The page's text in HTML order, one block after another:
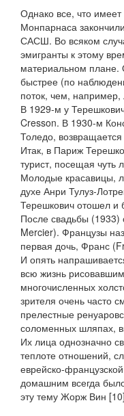
Однако все, что
Монпарнаса
САСШ. Во всяком
эмигранты к этому
материальном плане.
быстрее (по
поток, чем,
В 1929-м у
Cresson. В 1930-м
Толедо,
Итак, в Париж
турист, посещая чуть
Молодые красавицы,
духе Анри Тулуз-
Терешкович отошел и
После свадьбы (1933)
Mercier). Французы
первая дочь, Франс
И опять
всю жизнь
многочисленных
зрителя очень часто
прелестные
соломенных шляпах,
Их лица однозначно
теплоте отношений,
еврейско-
домашним всегда
эту тему Жорж Вин